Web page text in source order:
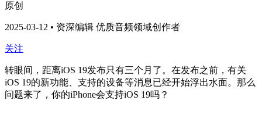
原创
2025-03-12 • 资深编辑 优质音频领域创作者
关注
转眼间，距离iOS 19发布只有三个月了。在发布之前，有关
iOS 19的新功能、支持的设备等消息已经开始浮出水面。那么
问题来了，你的iPhone会支持iOS 19吗？